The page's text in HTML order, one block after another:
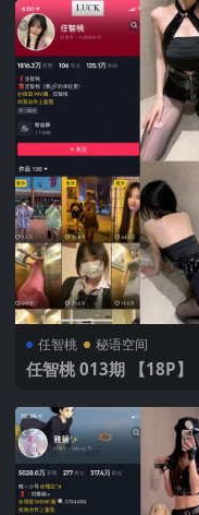
任智桃 秘语空间
任智桃 013期 【18P】